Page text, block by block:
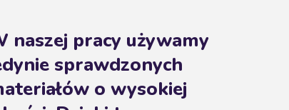
naszej pracy używamy
sprawdzonych
o wysokiej